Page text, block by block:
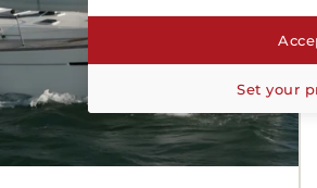
Set your